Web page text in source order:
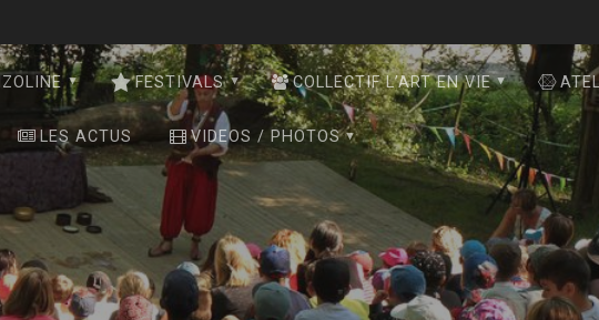
FESTIVALS COLLECTIF L’ART EN VIE
LES ACTUS VIDEOS / PHOTOS